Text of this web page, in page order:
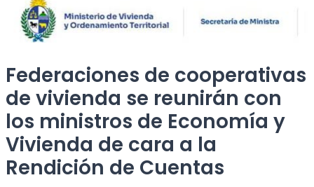
Federaciones de cooperativas
de vivienda se reunirán con
los ministros de Economía y
Vivienda de cara a la
Rendición de Cuentas